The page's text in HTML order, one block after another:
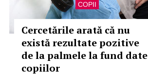
COPII
Cercetările arată că nu
există rezultate pozitive
de la palmele la fund date
copiilor